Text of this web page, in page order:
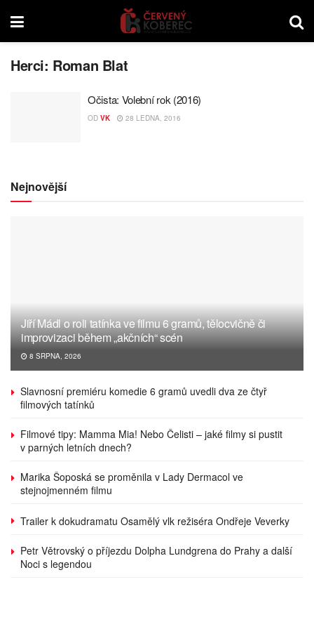
Herci: Roman Blat
Očista: Volební rok (2016)
OD VK 28 LEDNA, 2016
Nejnovější
Jiří Mádl o roli tatínka ve filmu 6 gramů, tělocvičně či
improvizaci během „akčních“ scén
8 SRPNA, 2026
Slavnosní premiéru komedie 6 gramů uvedli dva ze čtyř
filmových tatínků
Filmové tipy: Mamma Mia! Nebo Čelisti – jaké filmy si pustit
v parných letních dnech?
Marika Šoposká se proměnila v Lady Dermacol ve
stejnojmenném filmu
Trailer k dokudramatu Osamělý vlk režiséra Ondřeje Veverky
Petr Větrovský o příjezdu Dolpha Lundgrena do Prahy a další
Noci s legendou